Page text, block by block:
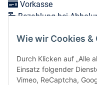
Wie wir Cookies &
Durch Klicken auf „Alle
Einsatz folgender
Vimeo, ReCaptcha,
Vorkasse
Bezahlung bei
Versand in 1-3
Expressversand zum
bis 12 Uhr möglich